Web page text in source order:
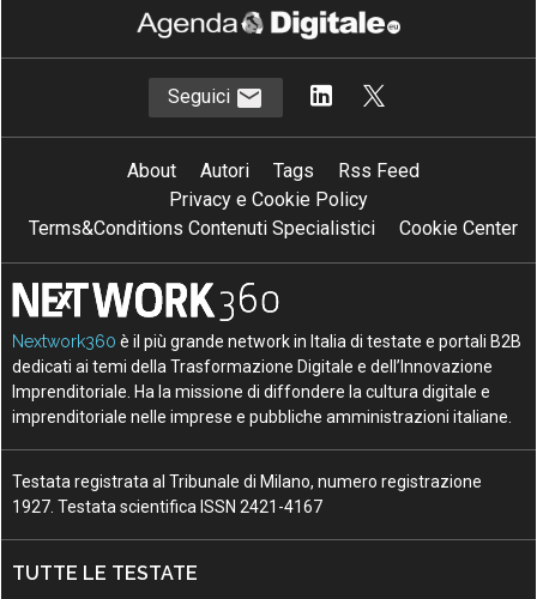
Seguici
About Autori Tags
Rss Feed
Privacy e Cookie Policy
Terms&Conditions Contenuti Specialistici
Cookie Center
Nextwork360 è il più grande network in Italia di testate e portali B2B
dedicati ai temi della Trasformazione Digitale e dell’Innovazione
Imprenditoriale. Ha la missione di diffondere la cultura digitale e
imprenditoriale nelle imprese e pubbliche amministrazioni italiane.
Testata registrata al Tribunale di Milano, numero registrazione
1927. Testata scientifica ISSN 2421-4167
TUTTE LE TESTATE